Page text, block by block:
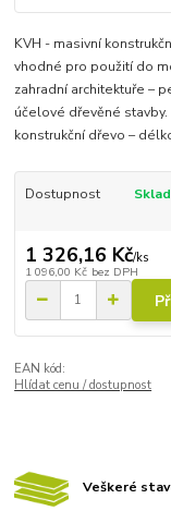
KVH - masivní
vhodné pro použití do
zahradní architektuře –
účelové dřevěné stavby.
konstrukční dřevo –
Dostupnost
1 326,16 Kč/ks
1 096,00 Kč bez DPH
EAN kód:
Hlídat cenu / dostupnost
Veškeré